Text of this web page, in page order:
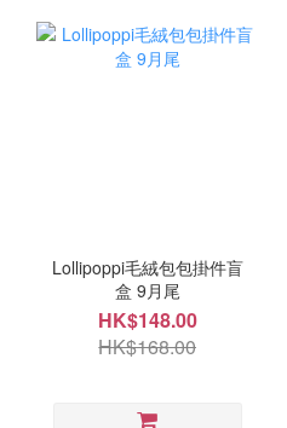
Lollipoppi毛絨包包掛件盲
盒 9月尾
HK$148.00
HK$168.00